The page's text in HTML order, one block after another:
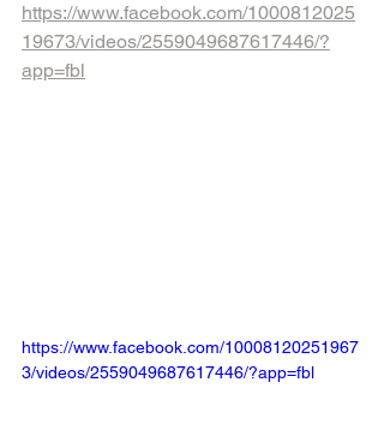
https://www.facebook.com/1000812025
19673/videos/2559049687617446/?
app=fbl
https://www.facebook.com/10008120251967
3/videos/2559049687617446/?app=fbl